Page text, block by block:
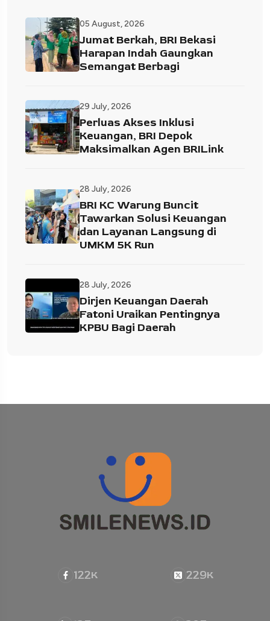
05 August, 2026
Jumat Berkah, BRI Bekasi
Harapan Indah Gaungkan
Semangat Berbagi
29 July, 2026
Perluas Akses Inklusi
Keuangan, BRI Depok
Maksimalkan Agen BRILink
28 July, 2026
BRI KC Warung Buncit
Tawarkan Solusi Keuangan
dan Layanan Langsung di
UMKM 5K Run
28 July, 2026
Dirjen Keuangan Daerah
Fatoni Uraikan Pentingnya
KPBU Bagi Daerah
122K 229K